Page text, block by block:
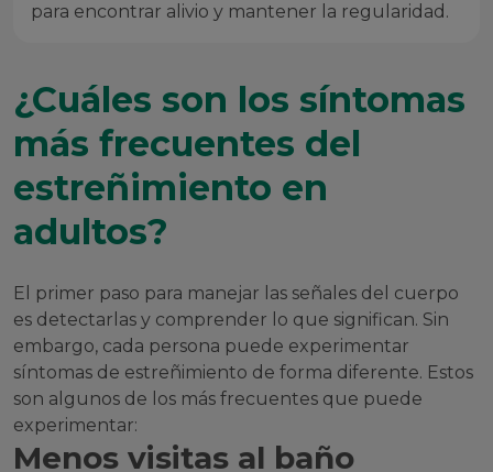
para encontrar alivio y mantener la regularidad.
¿Cuáles son los síntomas
más frecuentes del
estreñimiento en
adultos?
El primer paso para manejar las señales del cuerpo
es detectarlas y comprender lo que significan. Sin
embargo, cada persona puede experimentar
síntomas de estreñimiento de forma diferente. Estos
son algunos de los más frecuentes que puede
experimentar:
Menos visitas al baño